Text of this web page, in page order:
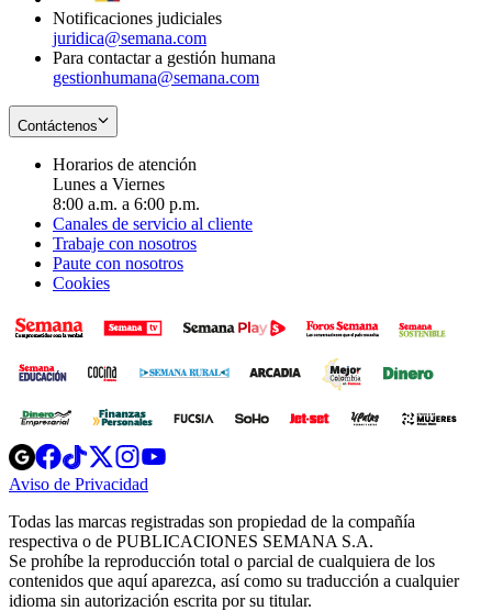
Notificaciones judiciales
juridica@semana.com
Para contactar a gestión humana
gestionhumana@semana.com
Contáctenos
Horarios de atención
Lunes a Viernes
8:00 a.m. a 6:00 p.m.
Canales de servicio al cliente
Trabaje con nosotros
Paute con nosotros
Cookies
Opens
in
new
Opens
in
new
Opens
in
new
window
Opens
new
windowwindow
Aviso de Privacidad
new
window
Todas las marcas registradas son propiedad de la compañía
respectiva o de PUBLICACIONES SEMANA S.A.
Se prohíbe la reproducción total o parcial de cualquiera de los
contenidos que aquí aparezca, así como su traducción a cualquier
idioma sin autorización escrita por su titular.